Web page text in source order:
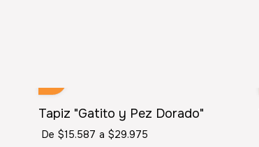
Tapiz "Gatito y Pez Dorado"
De $15.587 a $29.975